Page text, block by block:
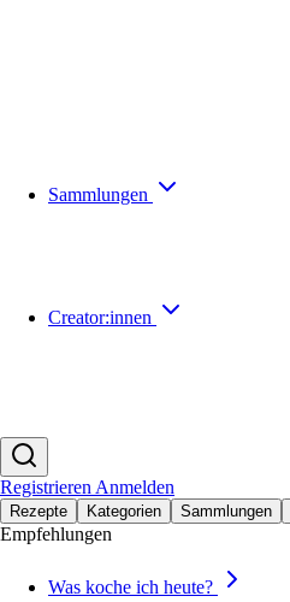
Sammlungen
Creator:innen
Registrieren Anmelden
Rezepte Kategorien Sammlungen
Empfehlungen
Was koche ich heute?